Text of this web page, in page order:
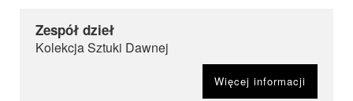
Zespół dzieł
Kolekcja Sztuki Dawnej
Więcej informacji